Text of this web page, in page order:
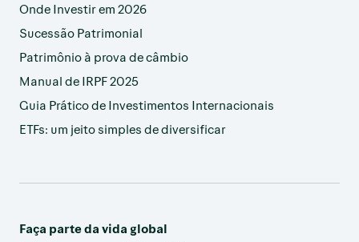
Onde Investir em 2026
Sucessão Patrimonial
Patrimônio à prova de câmbio
Manual de IRPF 2025
Guia Prático de Investimentos Internacionais
ETFs: um jeito simples de diversificar
Faça parte da vida global